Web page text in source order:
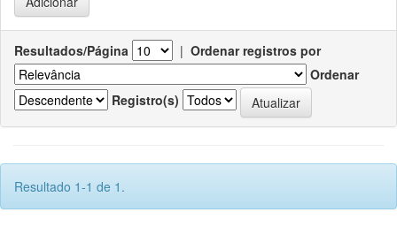
Resultados/Página | Ordenar registros por
Ordenar
Registro(s)
Resultado 1-1 de 1.